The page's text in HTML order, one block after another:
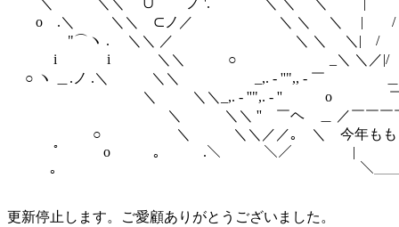
＼ ＼＼ ∪ ノ '. ＼ ＼
o .＼ ＼＼ ⊂ノ／ ＼ ＼ ＼
"⌒ヽ . ＼＼ ／ ＼ ＼ ＼|
i i ＼＼ ○ _＼ ＼／|/
○ ヽ ＿.ノ .＼ ＼＼ _,. - ''",, - ￣ ＿
＼ ＼＼_,. - ''",. - '' o
＼ ＼＼ '' ￣ヘ ＿ ／￣￣￣￣￣￣￣
○ ＼ ＼＼／／｡ ＼ 今年ももう終
ﾟ o ｡ .＼ ＼／ |
｡ ￣￣￣ ＼＿＿＿＿＿＿＿
更新停止します。ご愛顧ありがとうございました。